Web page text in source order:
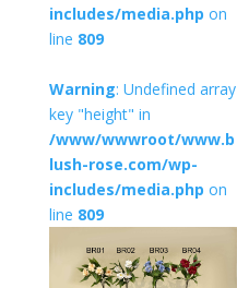
includes/media.php on
line 809
Warning: Undefined array
key "height" in
/www/wwwroot/www.b
lush-rose.com/wp-
includes/media.php on
line 809